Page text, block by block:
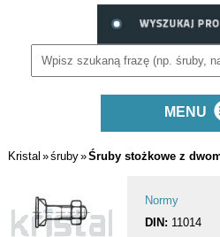
MENU
Produkty
Ocynk
Kristal »śruby»Śruby stożkowe z
Normy
DIN: 11014